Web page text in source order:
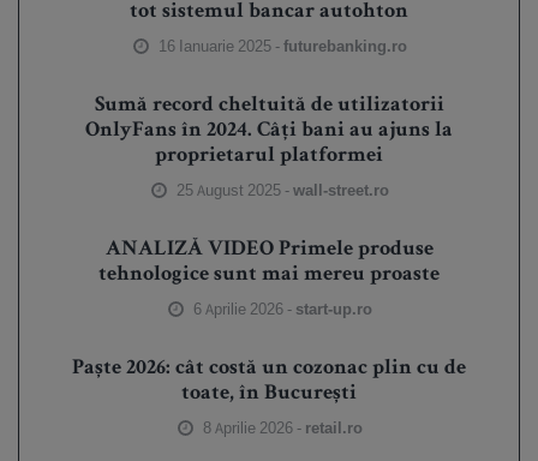
tot sistemul bancar autohton
16 Ianuarie 2025 -futurebanking.ro
Sumă record cheltuită de utilizatorii
OnlyFans în 2024. Câți bani au ajuns la
proprietarul platformei
25 August 2025 -wall-street.ro
ANALIZĂ VIDEO Primele produse
tehnologice sunt mai mereu proaste
6 Aprilie 2026 - start-up.ro
Paște 2026: cât costă un cozonac plin cu de
toate, în București
8 Aprilie 2026 - retail.ro